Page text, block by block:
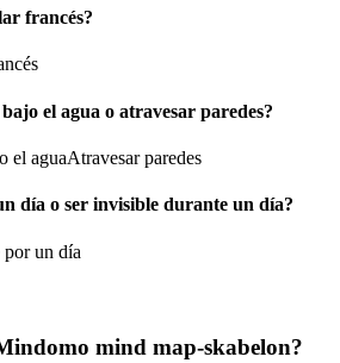
francés?
el agua o atravesar paredes?
el aguaAtravesar paredes
día o ser invisible durante un día?
un día
mind map-skabelon?